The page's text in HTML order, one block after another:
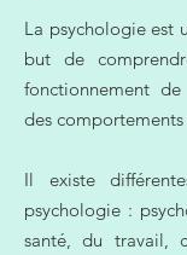
La psychologie est
but de
fonctionnement
des
Il existe
psychologie :
santé, du travail,